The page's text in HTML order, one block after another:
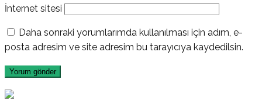
İnternet sitesi
Daha sonraki yorumlarımda kullanılması için adım, e-
posta adresim ve site adresim bu tarayıcıya kaydedilsin.